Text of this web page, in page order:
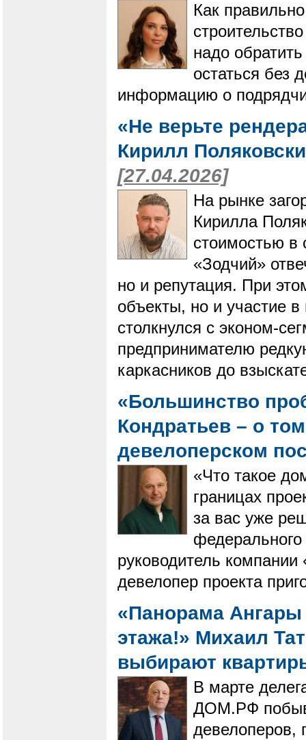
Как
надо
остаться без
информацию о
«Не верьте
Кирилл
[27.04.2026]
На рынке
Кирилла
стоимостью в
«Зодчий»
но и репутация. При
объекты, но и участие
столкнулся с эконом-
предпринимателю
каркасников до
«Большинство
Кондратьев – о
девелоперском
«Что такое
границах
за вас уже
руководитель
девелопер проекта
«Панорама Ангары
этажа!» Михаил
выбирают
​​​​​​​В марте
ДОМ.РФ
девелоперов,